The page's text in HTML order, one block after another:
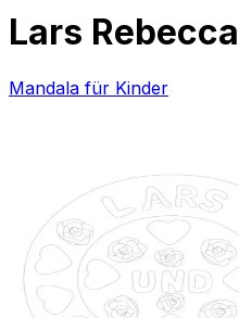
Lars Rebecca
Mandala für Kinder